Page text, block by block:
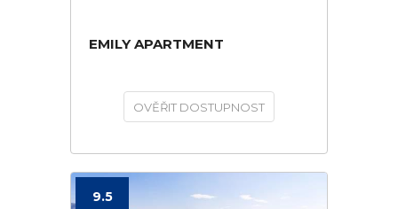
EMILY APARTMENT
OVĚŘIT DOSTUPNOST
9.5